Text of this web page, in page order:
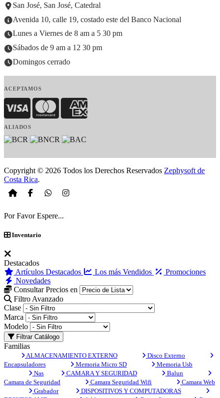
San José, San José, Catedral
Avenida 10, calle 19, costado este del Banco Nacional
Lunes a Viernes de 8 am a 5 30 pm
Sábados de 9 am a 12 30 pm
Domingos cerrado
ACEPTAMOS
Visa MasterCardAmerican Express
ALIADOS
Copyright © 2026 Todos los Derechos Reservados Zephysoft de
Costa Rica.
Por Favor Espere...
Inventario
Destacados
Artículos Destacados
Los más Vendidos
Promociones
Novedades
Consultar Precios en
Filtro Avanzado
Clase
Marca
Modelo
Filtrar Catálogo
Familias
ALMACENAMIENTO EXTERNO
Disco Externo
Encapsuladores
Memoria Micro SD
Memoria Usb
Nas
CAMARA Y SEGURIDAD
Balun
Camara de Seguridad
Camara Seguridad Wifi
Camara Web
Grabador
DISPOSITIVOS Y COMPUTADORAS